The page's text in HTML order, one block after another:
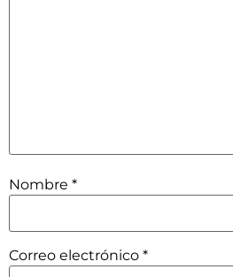
Nombre *
Correo electrónico *